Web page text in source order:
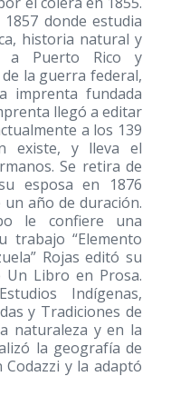
1857 donde estudia
historia natural y
a Puerto Rico y
la guerra federal,
imprenta fundada
llegó a editar
a los 139
existe, y lleva el
Se retira de
esposa en 1876
año de duración.
le confiere una
trabajo “Elemento
Rojas editó su
Libro en Prosa.
Indígenas,
y Tradiciones de
naturaleza y en la
la geografía de
y la adaptó